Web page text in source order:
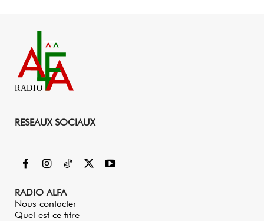
RADIO
RESEAUX SOCIAUX
RADIO ALFA
Nous contacter
Quel est ce titre